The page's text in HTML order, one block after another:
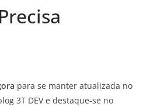
para se manter atualizada no
3T DEV e destaque-se no